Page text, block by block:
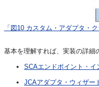
「図10 カスタム・アダプタ・
基本を理解すれば、実装の詳細
SCAエンドポイント・イ
JCAアダプタ・ウィザー